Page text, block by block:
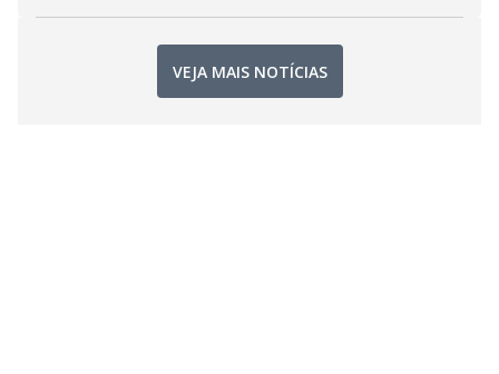
VEJA MAIS NOTÍCIAS